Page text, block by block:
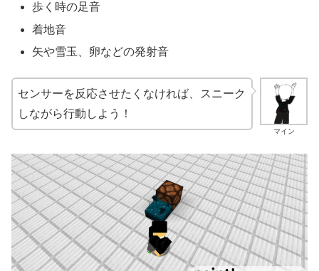
歩く時の足音
着地音
矢や雪玉、卵などの発射音
マイン
センサーを反応させたくなければ、スニーク
しながら行動しよう！